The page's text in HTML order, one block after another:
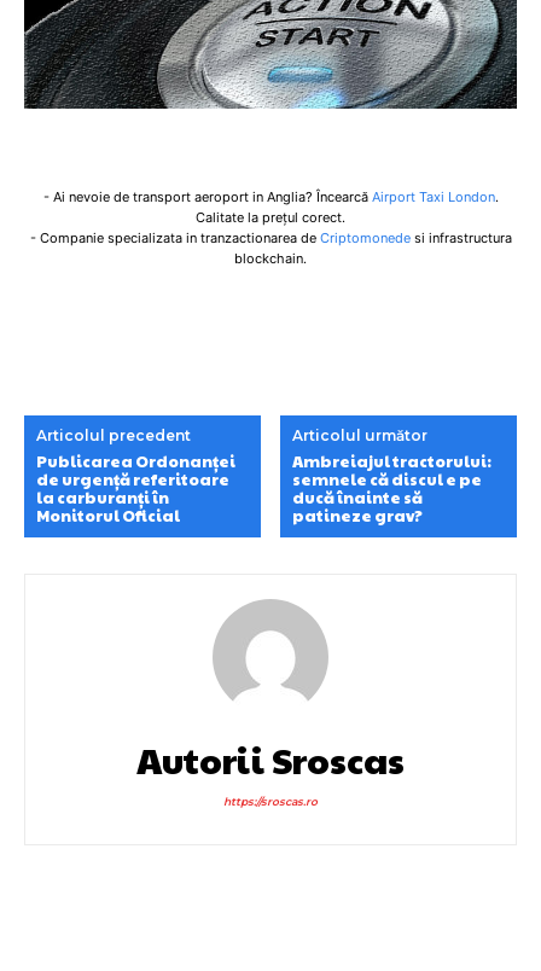
- Ai nevoie de transport aeroport in Anglia? Încearcă Airport Taxi London.
Calitate la prețul corect.
- Companie specializata in tranzactionarea de Criptomonedesi infrastructura
blockchain.
Articolul precedent
Publicarea Ordonanței
de urgență referitoare
la carburanți în
Monitorul Oficial
Articolul următor
Ambreiajul tractorului:
semnele că discul e pe
ducă înainte să
patineze grav?
Autorii Sroscas
https://sroscas.ro